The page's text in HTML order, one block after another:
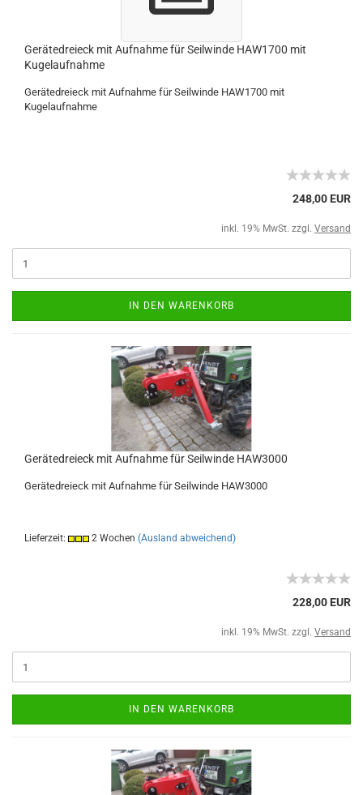
Gerätedreieck mit Aufnahme für Seilwinde HAW1700 mit
Kugelaufnahme
Gerätedreieck mit Aufnahme für Seilwinde HAW1700 mit
Kugelaufnahme
248,00 EUR
inkl. 19% MwSt. zzgl. Versand
IN DEN WARENKORB
Gerätedreieck mit Aufnahme für Seilwinde HAW3000
Gerätedreieck mit Aufnahme für Seilwinde HAW3000
Lieferzeit: 2 Wochen (Ausland abweichend)
228,00 EUR
inkl. 19% MwSt. zzgl. Versand
IN DEN WARENKORB